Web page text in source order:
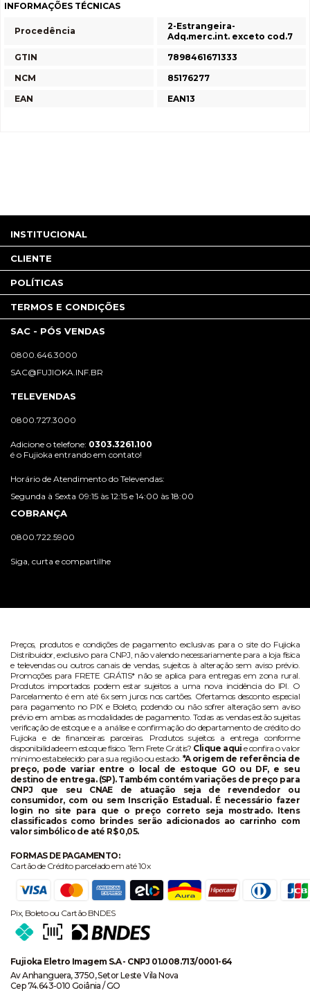
INFORMAÇÕES TÉCNICAS
Procedência
2-Estrangeira-
Adq.merc.int. exceto cod.7
GTIN
7898461671333
NCM
85176277
EAN
EAN13
INSTITUCIONAL
CLIENTE
POLÍTICAS
TERMOS E CONDIÇÕES
SAC - PÓS VENDAS
0800.646.3000
SAC@FUJIOKA.INF.BR
TELEVENDAS
0800.727.3000
Adicione o telefone: 0303.3261.100
é o Fujioka entrando em contato!
Horário de Atendimento do Televendas:
Segunda à Sexta 09:15 às 12:15 e 14:00 às 18:00
COBRANÇA
0800.722.5900
Siga, curta e compartilhe
Preços, produtos e condições de pagamento exclusivas para o site do Fujioka
Distribuidor, exclusivo para CNPJ, não valendo necessariamente para a loja física
e televendas ou outros canais de vendas, sujeitos à alteração sem aviso prévio.
Promoções para FRETE GRÁTIS* não se aplica para entregas em zona rural.
Produtos importados podem estar sujeitos a uma nova incidência do IPI. O
Parcelamento é em até 6x sem juros nos cartões. Ofertamos desconto especial
para pagamento no PIX e Boleto, podendo ou não sofrer alteração sem aviso
prévio em ambas as modalidades de pagamento. Todas as vendas estão sujeitas
verificação de estoque e a análise e confirmação do departamento de crédito do
Fujioka e de financeiras parceiras. Produtos sujeitos a entrega conforme
disponibilidade em estoque físico. Tem Frete Grátis? Clique aqui e confira o valor
mínimo estabelecido para sua região ou estado. *A origem de referência de
preço, pode variar entre o local de estoque GO ou DF, e seu
destino de entrega. (SP). Também contém variações de preço para
CNPJ que seu CNAE de atuação seja de revendedor ou
consumidor, com ou sem Inscrição Estadual. É necessário fazer
login no site para que o preço correto seja mostrado. Itens
classificados como brindes serão adicionados ao carrinho com
valor simbólico de até R$ 0,05.
FORMAS DE PAGAMENTO:
Cartão de Crédito parcelado em até 10x
Pix, Boleto ou Cartão BNDES
Fujioka Eletro Imagem S.A - CNPJ 01.008.713/0001-64
Av Anhanguera, 3750, Setor Leste Vila Nova
Cep 74.643-010 Goiânia / GO